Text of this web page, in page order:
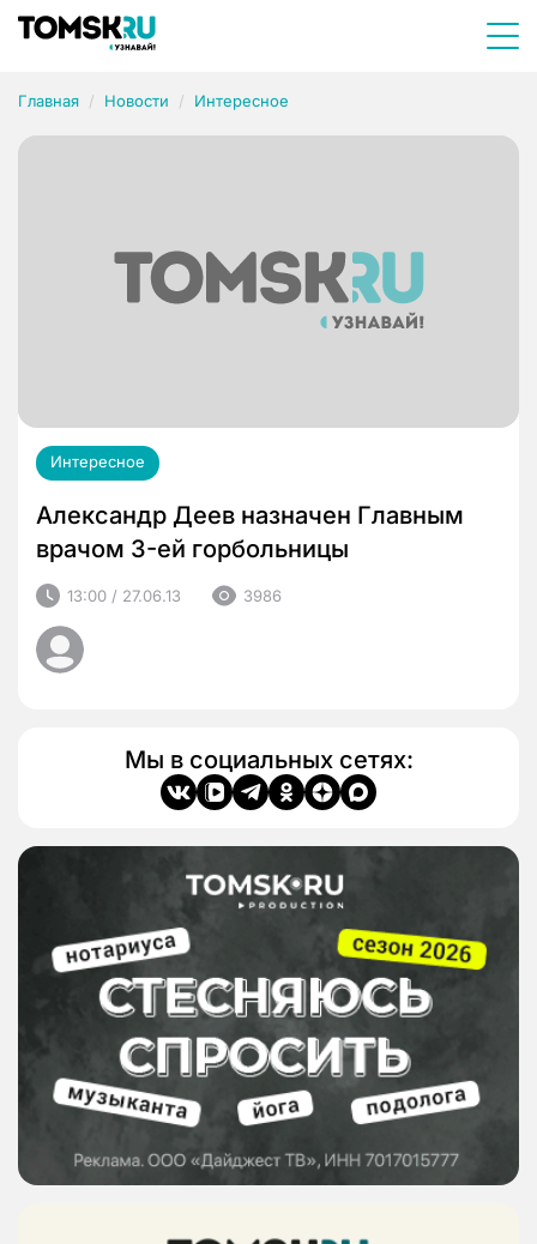
Главная Новости Интересное
Интересное
Александр Деев назначен Главным
врачом 3-ей горбольницы
13:00 / 27.06.13 3986
Мы в социальных сетях: